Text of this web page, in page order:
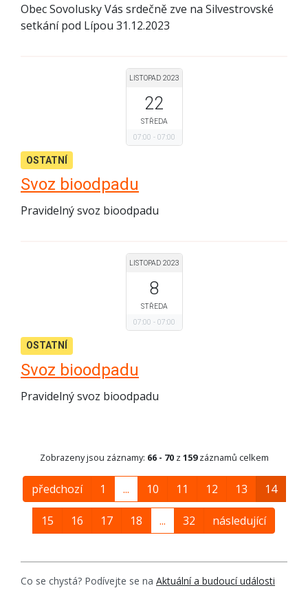
Obec Sovolusky Vás srdečně zve na Silvestrovské
setkání pod Lípou 31.12.2023
LISTOPAD 2023
22
STŘEDA
07:00
07:00
OSTATNÍ
Svoz bioodpadu
Pravidelný svoz bioodpadu
LISTOPAD 2023
8
STŘEDA
07:00
07:00
OSTATNÍ
Svoz bioodpadu
Pravidelný svoz bioodpadu
Zobrazeny jsou záznamy: 66 - 70z 159záznamů celkem
předchozí 1 ... 10 11 12 13 14
15 16 17 18 ... 32 následující
Co se chystá? Podívejte se na Aktuální a budoucí události